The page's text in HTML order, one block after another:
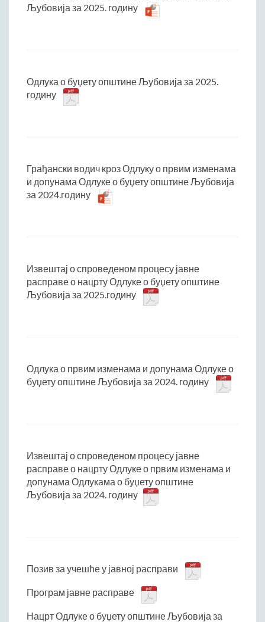
Љубовија за 2025. годину
Одлука о буџету општине Љубовија за 2025.
годину
Грађански водич кроз Одлуку о првим изменама
и допунама Одлуке о буџету општине Љубовија
за 2024.годину
Извештај о спроведеном процесу јавне
расправе о нацрту Одлуке о буџету општине
Љубовија за 2025.годину
Одлука о првим изменама и допунама Одлуке о
буџету општине Љубовија за 2024. годину
Извештај о спроведеном процесу јавне
расправе о нацрту Одлуке о првим изменама и
допунама Одлукама о буџету општине
Љубовија за 2024. годину
Позив за учешће у јавној расправи
Програм јавне расправе
Нацрт Одлуке о буџету општине Љубовија за